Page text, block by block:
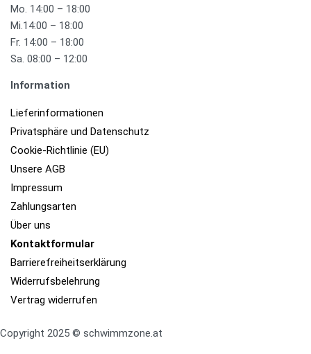
Mo. 14:00 – 18:00
Mi.14:00 – 18:00
Fr. 14:00 – 18:00
Sa. 08:00 – 12:00
Information
Lieferinformationen
Privatsphäre und Datenschutz
Cookie-Richtlinie (EU)
Unsere AGB
Impressum
Zahlungsarten
Über uns
Kontaktformular​
Barrierefreiheits­erklärung
Widerrufsbelehrung
Vertrag widerrufen
Copyright 2025 © schwimmzone.at